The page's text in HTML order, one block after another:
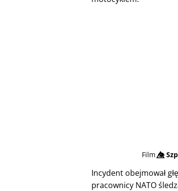
Film👁️⃤
Incydent obejmował
pracownicy NATO